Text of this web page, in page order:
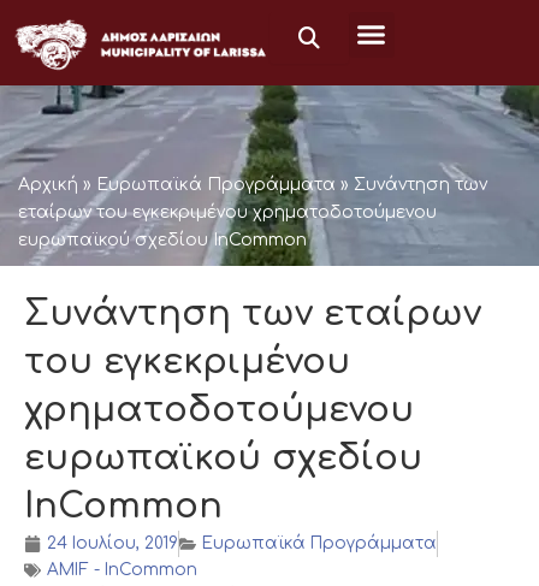
στο
περιεχόμενο
Αρχική » Ευρωπαϊκά Προγράμματα » Συνάντηση των
εταίρων του εγκεκριμένου χρηματοδοτούμενου
ευρωπαϊκού σχεδίου InCommon
Συνάντηση των εταίρων
του εγκεκριμένου
χρηματοδοτούμενου
ευρωπαϊκού σχεδίου
InCommon
24 Ιουλίου, 2019
Ευρωπαϊκά Προγράμματα
AMIF - InCommon